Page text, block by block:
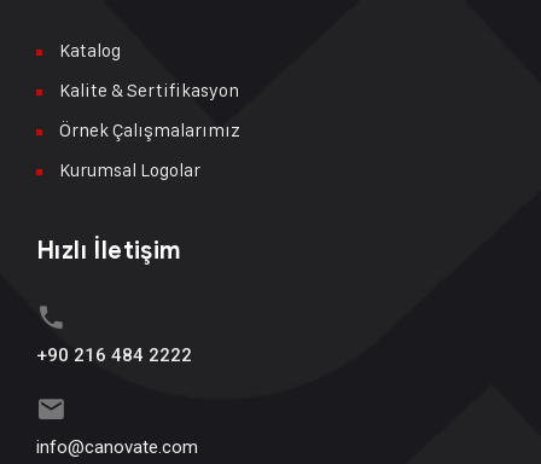
Katalog
Kalite & Sertifikasyon
Örnek Çalışmalarımız
Kurumsal Logolar
Hızlı İletişim
+90 216 484 2222
info@canovate.com